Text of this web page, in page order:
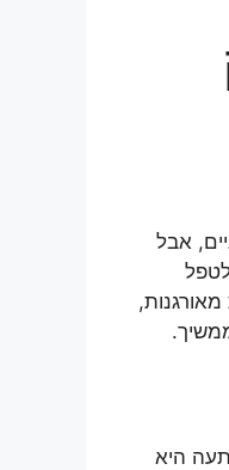
אבל
היא